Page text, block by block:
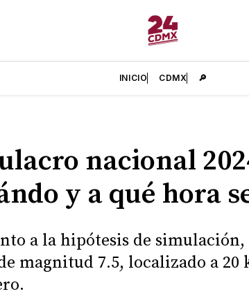
INICIO CDMX 🔎
nacional
y a qué hora
a la hipótesis de
magnitud 7.5, localizado a 20